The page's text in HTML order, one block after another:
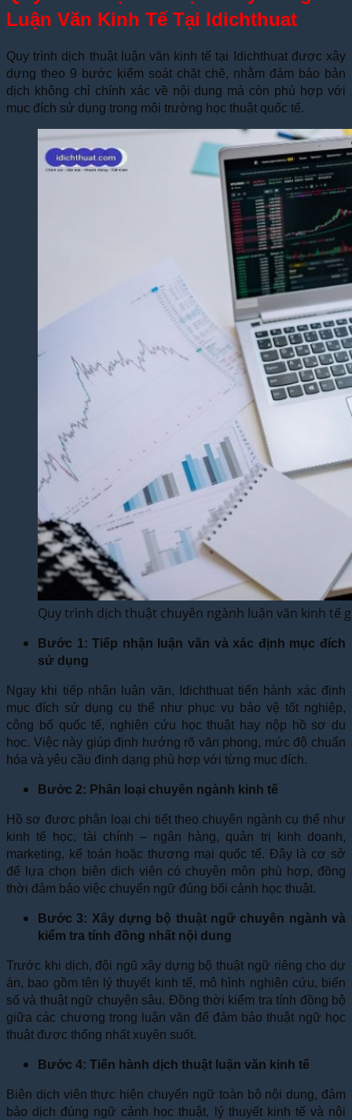
Luận Văn Kinh Tế Tại Idichthuat
Quy trình dịch thuật luận văn kinh tế tại Idichthuat được xây
dựng theo 9 bước kiểm soát chặt chẽ, nhằm đảm bảo bản
dịch không chỉ chính xác về nội dung mà còn phù hợp với
mục đích sử dụng trong môi trường học thuật quốc tế.
Quy trình dịch thuật chuyên ngành luận văn kinh tế
Bước 1: Tiếp nhận luận văn và xác định mục đích
sử dụng
Ngay khi tiếp nhận luận văn, Idichthuat tiến hành xác định
mục đích sử dụng cụ thể như phục vụ bảo vệ tốt nghiệp,
công bố quốc tế, nghiên cứu học thuật hay nộp hồ sơ du
học. Việc này giúp định hướng rõ văn phong, mức độ chuẩn
hóa và yêu cầu định dạng phù hợp với từng mục đích.
Bước 2: Phân loại chuyên ngành kinh tế
Hồ sơ được phân loại chi tiết theo chuyên ngành cụ thể như
kinh tế học, tài chính – ngân hàng, quản trị kinh doanh,
marketing, kế toán hoặc thương mại quốc tế. Đây là cơ sở
để lựa chọn biên dịch viên có chuyên môn phù hợp, đồng
thời đảm bảo việc chuyển ngữ đúng bối cảnh học thuật.
Bước 3: Xây dựng bộ thuật ngữ chuyên ngành và
kiểm tra tính đồng nhất nội dung
Trước khi dịch, đội ngũ xây dựng bộ thuật ngữ riêng cho dự
án, bao gồm tên lý thuyết kinh tế, mô hình nghiên cứu, biến
số và thuật ngữ chuyên sâu. Đồng thời kiểm tra tính đồng bộ
giữa các chương trong luận văn để đảm bảo thuật ngữ học
thuật được thống nhất xuyên suốt.
Bước 4: Tiến hành dịch thuật luận văn kinh tế
Biên dịch viên thực hiện chuyển ngữ toàn bộ nội dung, đảm
bảo dịch đúng ngữ cảnh học thuật, lý thuyết kinh tế và nội